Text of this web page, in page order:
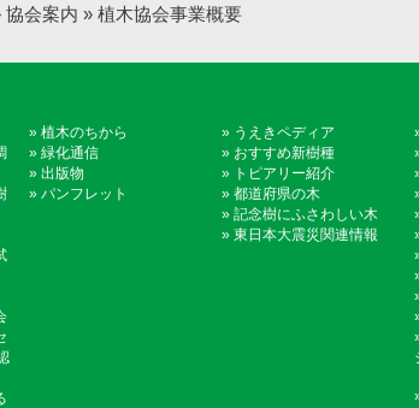
協会案内 » 植木協会事業概要
» 植木のちから
» 緑化通信
» 出版物
» パンフレット
» うえきペディア
» おすすめ新樹種
» トピアリー紹介
» 都道府県の木
» 記念樹にふさわしい木
» 東日本大震災関連情報